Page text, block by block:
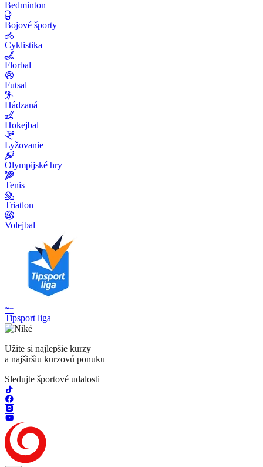
Bedminton
Bojové športy
Cyklistika
Florbal
Futsal
Hádzaná
Hokejbal
Lyžovanie
Olympijské hry
Tenis
Triatlon
Volejbal
Tipsport liga
Užite si najlepšie kurzy
a najširšiu kurzovú ponuku
Sledujte športové udalosti